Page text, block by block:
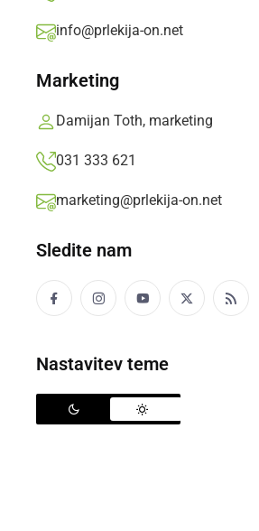
info@prlekija-on.net
Marketing
Damijan Toth, marketing
031 333 621
marketing@prlekija-on.net
Sledite nam
Nastavitev teme